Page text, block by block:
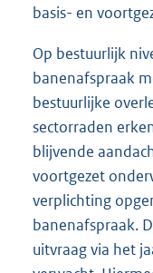
basis- en
Op bestuurlijk
banenafspraak
bestuurlijke
sectorraden
blijvende
voortgezet
verplichting
banenafspraak.
uitvraag via het